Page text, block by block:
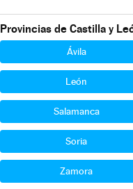
Provincias de Castilla y
Ávila
León
Salamanca
Soria
Zamora